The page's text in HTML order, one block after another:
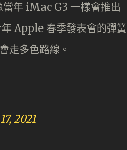
年 iMac G3 一樣會推出
Apple 春季發表會的彈簧
走多色路線。
2021